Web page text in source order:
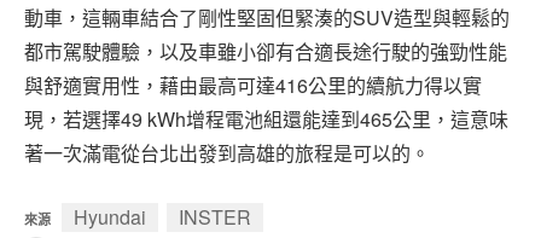
動車，這輛車結合了剛性堅固但緊湊的SUV造型與輕鬆的
都市駕駛體驗，以及車雖小卻有合適長途行駛的強勁性能
與舒適實用性，藉由最高可達416公里的續航力得以實
現，若選擇49 kWh增程電池組還能達到465公里，這意味
著一次滿電從台北出發到高雄的旅程是可以的。
來源 Hyundai
INSTER